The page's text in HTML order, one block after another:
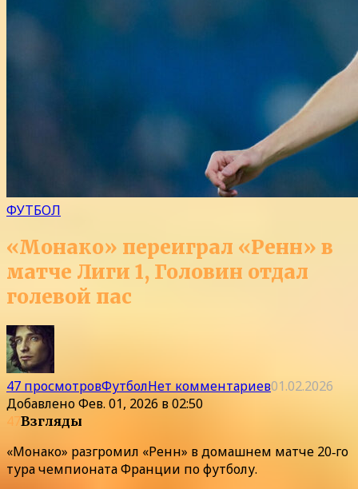
ФУТБОЛ
«Монако» переиграл «Ренн» в
матче Лиги 1, Головин отдал
голевой пас
47 просмотровФутболНет комментариев01.02.2026
ДобавленоФев. 01, 2026 в 02:50
47Взгляды
«Монако» разгромил «Ренн» в домашнем матче 20‑го
тура чемпионата Франции по футболу.